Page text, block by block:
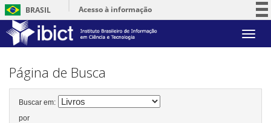
BRASIL
Acesso à informação
Serviços
Skip
Página de Busca
Buscar em:
por